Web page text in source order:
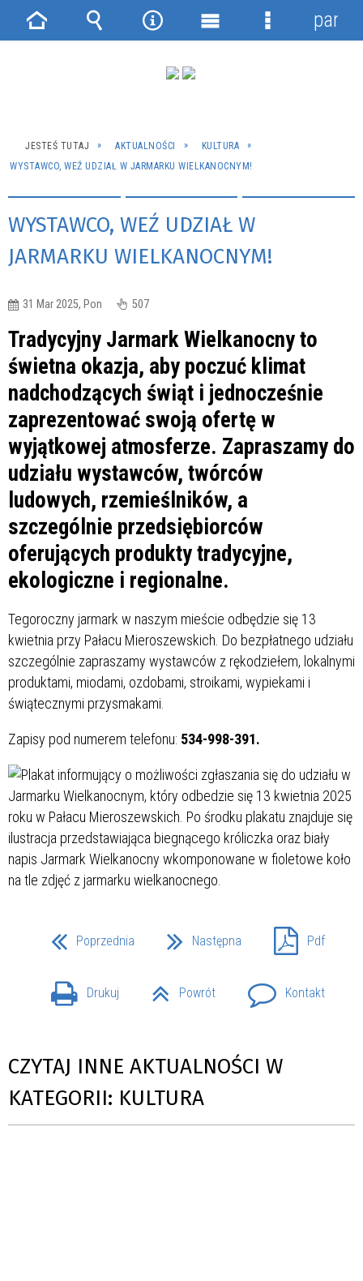
JESTEŚ TUTAJ AKTUALNOŚCI
KULTURA
WYSTAWCO, WEŹ UDZIAŁ W JARMARKU WIELKANOCNYM!
WYSTAWCO, WEŹ UDZIAŁ W
JARMARKU WIELKANOCNYM!
31 Mar 2025, Pon 507
Tradycyjny Jarmark Wielkanocny to
świetna okazja, aby poczuć klimat
nadchodzących świąt i jednocześnie
zaprezentować swoją ofertę w
wyjątkowej atmosferze. Zapraszamy do
udziału wystawców, twórców
ludowych, rzemieślników, a
szczególnie przedsiębiorców
oferujących produkty tradycyjne,
ekologiczne i regionalne.
Tegoroczny jarmark w naszym mieście odbędzie się 13
kwietnia przy Pałacu Mieroszewskich. Do bezpłatnego udziału
szczególnie zapraszamy wystawców z rękodziełem, lokalnymi
produktami, miodami, ozdobami, stroikami, wypiekami i
świątecznymi przysmakami.
Zapisy pod numerem telefonu: 534-998-391.
Poprzednia Następna Pdf
Drukuj Powrót Kontakt
CZYTAJ INNE AKTUALNOŚCI W
KATEGORII: KULTURA
Strona Wyszukiwarka
NarzędziaMenu
Menu
panel